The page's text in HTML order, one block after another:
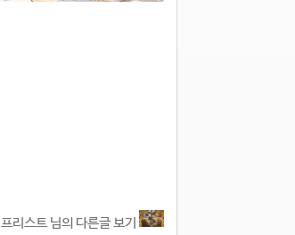
프리스트 님의 다른글 보기